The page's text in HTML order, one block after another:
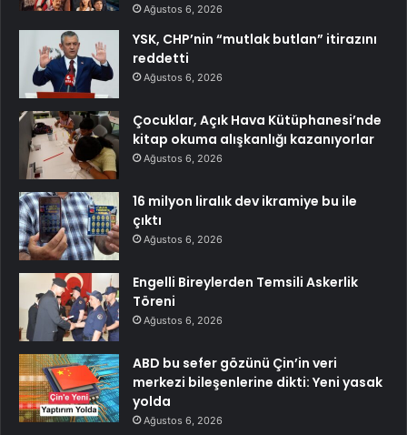
Ağustos 6, 2026
YSK, CHP’nin “mutlak butlan” itirazını
reddetti
Ağustos 6, 2026
Çocuklar, Açık Hava Kütüphanesi’nde
kitap okuma alışkanlığı kazanıyorlar
Ağustos 6, 2026
16 milyon liralık dev ikramiye bu ile
çıktı
Ağustos 6, 2026
Engelli Bireylerden Temsili Askerlik
Töreni
Ağustos 6, 2026
ABD bu sefer gözünü Çin’in veri
merkezi bileşenlerine dikti: Yeni yasak
yolda
Ağustos 6, 2026